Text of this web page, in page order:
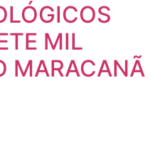
MIL
MARACANÃ